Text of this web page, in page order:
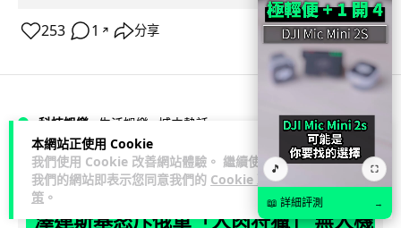
本網站正使用 Cookie
我們使用 Cookie 改善網站體驗。 繼續使用
我們的網站即表示您同意我們的 Cookie 政
策 。
253 1 ↗ 分享
科技娛樂 生活娛樂 城中熱話
Lawton 2 日
澤連斯基怒斥俄軍「人肉狩獵」 無人機
🎵 ⛶
📖 詳細評測 →